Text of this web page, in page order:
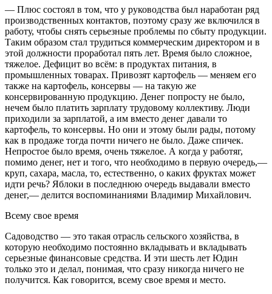
— Плюс состоял в том, что у руководства был наработан ряд
производственных контактов, поэтому сразу же включился в
работу, чтобы снять серьезные проблемы по сбыту продукции.
Таким образом стал трудиться коммерческим директором и в
этой должности проработал пять лет. Время было сложное,
тяжелое. Дефицит во всём: в продуктах питания, в
промышленных товарах. Привозят картофель — меняем его
также на картофель, консервы — на такую же
консервированную продукцию. Денег попросту не было,
нечем было платить зарплату трудовому коллективу. Люди
приходили за зарплатой, а им вместо денег давали то
картофель, то консервы. Но они и этому были рады, потому
как в продаже тогда почти ничего не было. Даже спичек.
Непростое было время, очень тяжелое. А когда у работяг,
помимо денег, нет и того, что необходимо в первую очередь,—
круп, сахара, масла, то, естественно, о каких фруктах может
идти речь? Яблоки в последнюю очередь выдавали вместо
денег,— делится воспоминаниями Владимир Михайлович.
Всему свое время
Садоводство — это такая отрасль сельского хозяйства, в
которую необходимо постоянно вкладывать и вкладывать
серьезные финансовые средства. И эти шесть лет Юдин
только это и делал, понимая, что сразу никогда ничего не
получится. Как говорится, всему свое время и место.